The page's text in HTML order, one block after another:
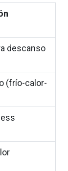
descanso
(frío-calor-